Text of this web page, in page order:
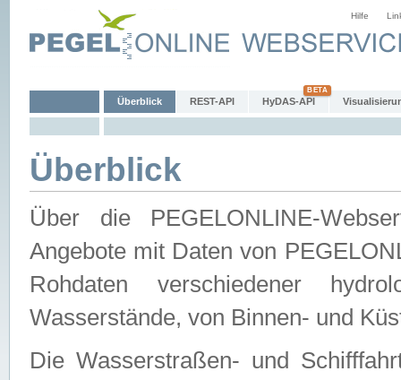
Hilfe
Überblick REST-API HyDAS-API
Überblick
Über die PEGELONLINE-
Angebote mit Daten von
Rohdaten verschiedener
Wasserstände, von Binnen- und
Die Wasserstraßen- und